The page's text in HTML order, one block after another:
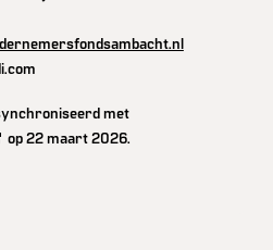
met
op 22 maart 2026.